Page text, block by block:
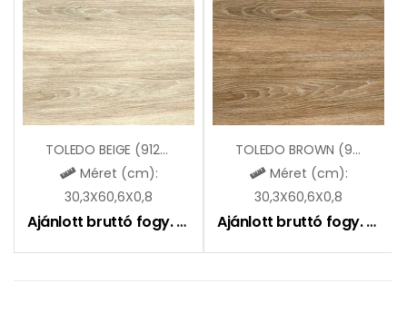
TOLEDO BEIGE (9129A21)
Méret (cm):
30,3X60,6X0,8
Ajánlott bruttó fogy. ár: 6290Ft
TOLEDO BROWN (9130A21)
Méret (cm):
30,3X60,6X0,8
Ajánlott bruttó fogy. ár: